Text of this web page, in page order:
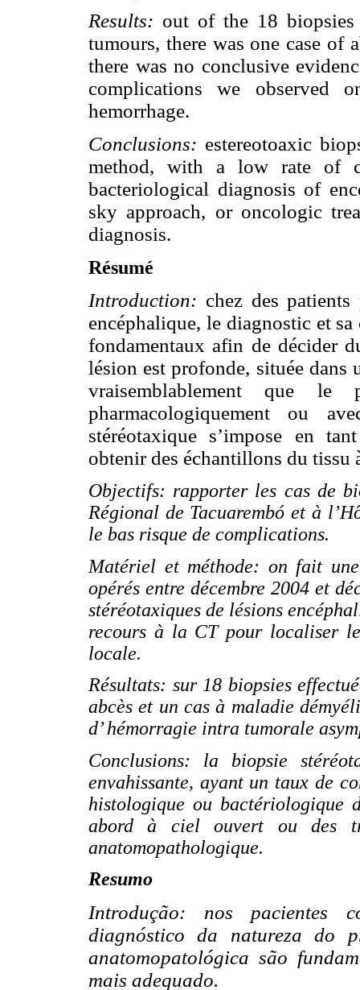
Results: out of the 18 biopsies
tumours, there was one case of
there was no conclusive
complications we observed
hemorrhage.
Conclusions: estereotoaxic
method, with a low rate of
bacteriological diagnosis of
sky approach, or oncologic
diagnosis.
Résumé
Introduction: chez des
encéphalique, le diagnostic et
fondamentaux afin de décider
lésion est profonde, située dans
vraisemblablement que le
pharmacologiquement ou
stéréotaxique s’impose en
obtenir des échantillons du tissu
Objectifs: rapporter les cas de
Régional de Tacuarembó et à
le bas risque de complications.
Matériel et méthode: on fait
opérés entre décembre 2004 et
stéréotaxiques de lésions
recours à la CT pour localiser
locale.
Résultats: sur 18 biopsies
abcès et un cas à maladie
d’ hémorragie intra tumorale
Conclusions: la biopsie
envahissante, ayant un taux de
histologique ou bactériologique
abord à ciel ouvert ou des
anatomopathologique.
Resumo
Introdução: nos pacientes
diagnóstico da natureza do
anatomopatológica são
mais adequado.